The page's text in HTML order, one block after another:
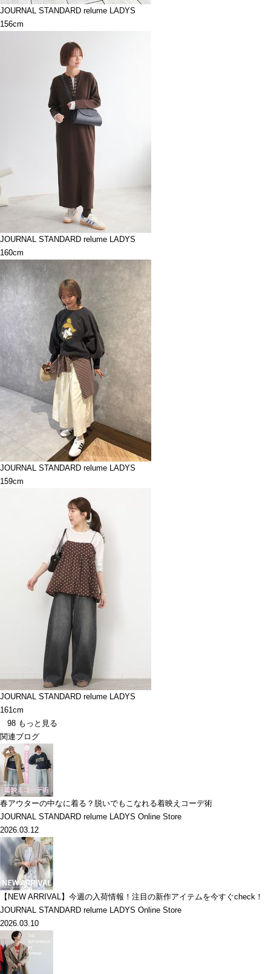
JOURNAL STANDARD relume LADYS
156cm
JOURNAL STANDARD relume LADYS
160cm
JOURNAL STANDARD relume LADYS
159cm
JOURNAL STANDARD relume LADYS
161cm
98 もっと見る
関連ブログ
春アウターの中なに着る？脱いでもこなれる着映えコーデ術
JOURNAL STANDARD relume LADYS Online Store
2026.03.12
【NEW ARRIVAL】今週の入荷情報！注目の新作アイテムを今すぐcheck！
JOURNAL STANDARD relume LADYS Online Store
2026.03.10